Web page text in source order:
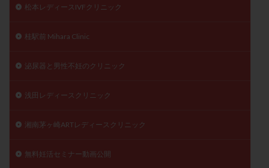
松本レディースIVFクリニック
桂駅前 Mihara Clinic
泌尿器と男性不妊のクリニック
浅田レディースクリニック
湘南茅ヶ崎ARTレディースクリニック
無料妊活セミナー動画公開